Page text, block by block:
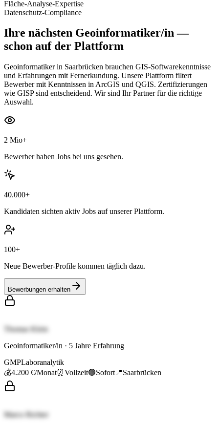
Fläche-Analyse-Expertise
Datenschutz-Compliance
Ihre nächsten Geoinformatiker/in—
schon auf der Plattform
Geoinformatiker in Saarbrücken brauchen GIS-Softwarekenntnisse
und Erfahrungen mit Fernerkundung. Unsere Plattform filtert
Bewerber mit Kenntnissen in ArcGIS und QGIS. Zertifizierungen
wie GISP sind entscheidend. Wir sind Ihr Partner für die richtige
Auswahl.
2 Mio+
Bewerber haben Jobs bei uns gesehen.
40.000+
Kandidaten sichten aktiv Jobs auf unserer Plattform.
100+
Neue Bewerber-Profile kommen täglich dazu.
Bewerbungen erhalten
Thomas Klein
Geoinformatiker/in · 5 Jahre Erfahrung
GMPLaboranalytik
💰4.200 €/Monat⏰Vollzeit🟢Sofort 📍Saarbrücken
Marco Richter